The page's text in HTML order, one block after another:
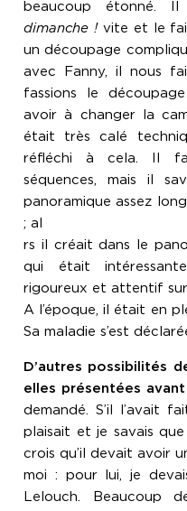
beaucoup étonné.
dimanche !vite et le
un découpage
avec Fanny, il nous
fassions le
avoir à changer la
était très calé
réfléchi à cela. Il
séquences, mais il
panoramique assez
; al
rs il créait dans le
qui était
rigoureux et attentif sur
A l’époque, il était en
Sa maladie s’est
D’autres possibilités
elles présentées avant
demandé. S’il l’avait
plaisait et je savais
crois qu’il devait avoir
moi : pour lui, je
Lelouch. Beaucoup